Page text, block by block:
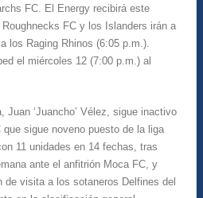
FC. El Energy recibirá este
FC y los Islanders irán a
los Raging Rhinos (6:05 p.m.).
el miércoles 12 (7:00 p.m.) al
Juan ‘Juancho’ Vélez, sigue inactivo
sigue noveno puesto de la liga
11 unidades en 14 fechas, tras
ante el anfitrión Moca FC, y
de visita a los sotaneros Delfines del